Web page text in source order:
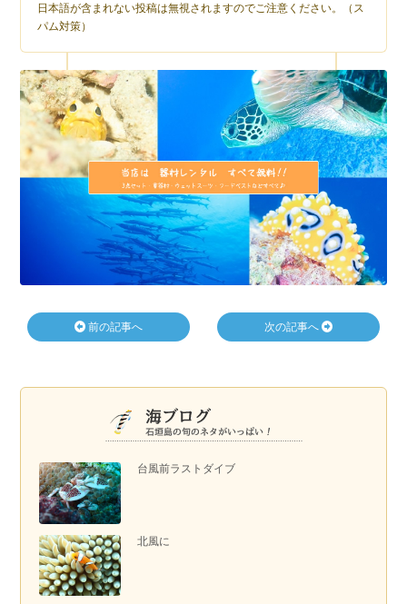
台風前ラストダイブ
北風に
日本語が含まれない投稿は無視されますのでご注意ください。（ス
パム対策）
前の記事へ 次の記事へ